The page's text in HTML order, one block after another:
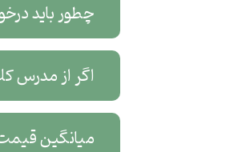
چطور باید
اگر از مدرس
میانگین